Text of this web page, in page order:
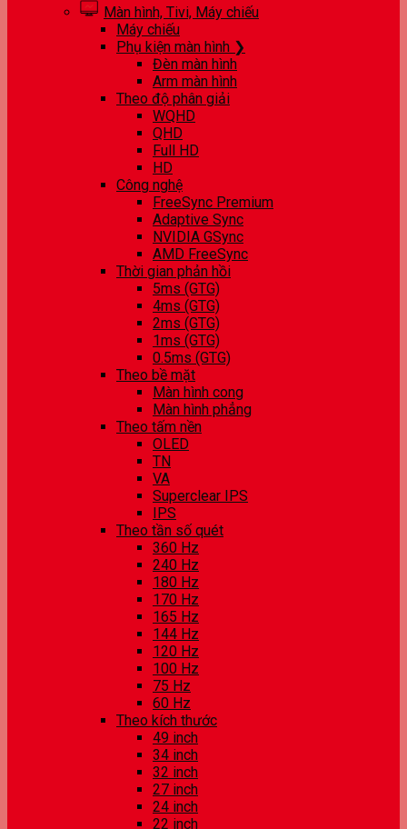
Màn hình, Tivi, Máy chiếu
Máy chiếu
Phụ kiện màn hình ❯
Đèn màn hình
Arm màn hình
Theo độ phân giải
WQHD
QHD
Full HD
HD
Công nghệ
FreeSync Premium
Adaptive Sync
NVIDIA GSync
AMD FreeSync
Thời gian phản hồi
5ms (GTG)
4ms (GTG)
2ms (GTG)
1ms (GTG)
0.5ms (GTG)
Theo bề mặt
Màn hình cong
Màn hình phẳng
Theo tấm nền
OLED
TN
VA
Superclear IPS
IPS
Theo tần số quét
360 Hz
240 Hz
180 Hz
170 Hz
165 Hz
144 Hz
120 Hz
100 Hz
75 Hz
60 Hz
Theo kích thước
49 inch
34 inch
32 inch
27 inch
24 inch
22 inch